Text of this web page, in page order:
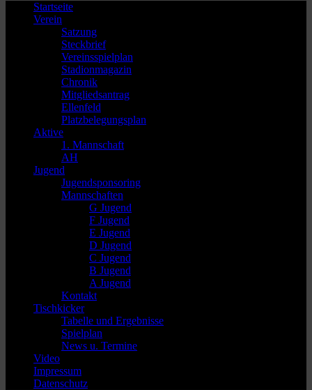
Startseite
Verein
Satzung
Steckbrief
Vereinsspielplan
Stadionmagazin
Chronik
Mitgliedsantrag
Ellenfeld
Platzbelegungsplan
Aktive
1. Mannschaft
AH
Jugend
Jugendsponsoring
Mannschaften
G Jugend
F Jugend
E Jugend
D Jugend
C Jugend
B Jugend
A Jugend
Kontakt
Tischkicker
Tabelle und Ergebnisse
Spielplan
News u. Termine
Video
Impressum
Datenschutz